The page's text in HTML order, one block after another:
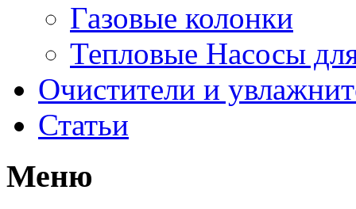
Газовые колонки
Тепловые Насосы
Очистители и
Статьи
Меню